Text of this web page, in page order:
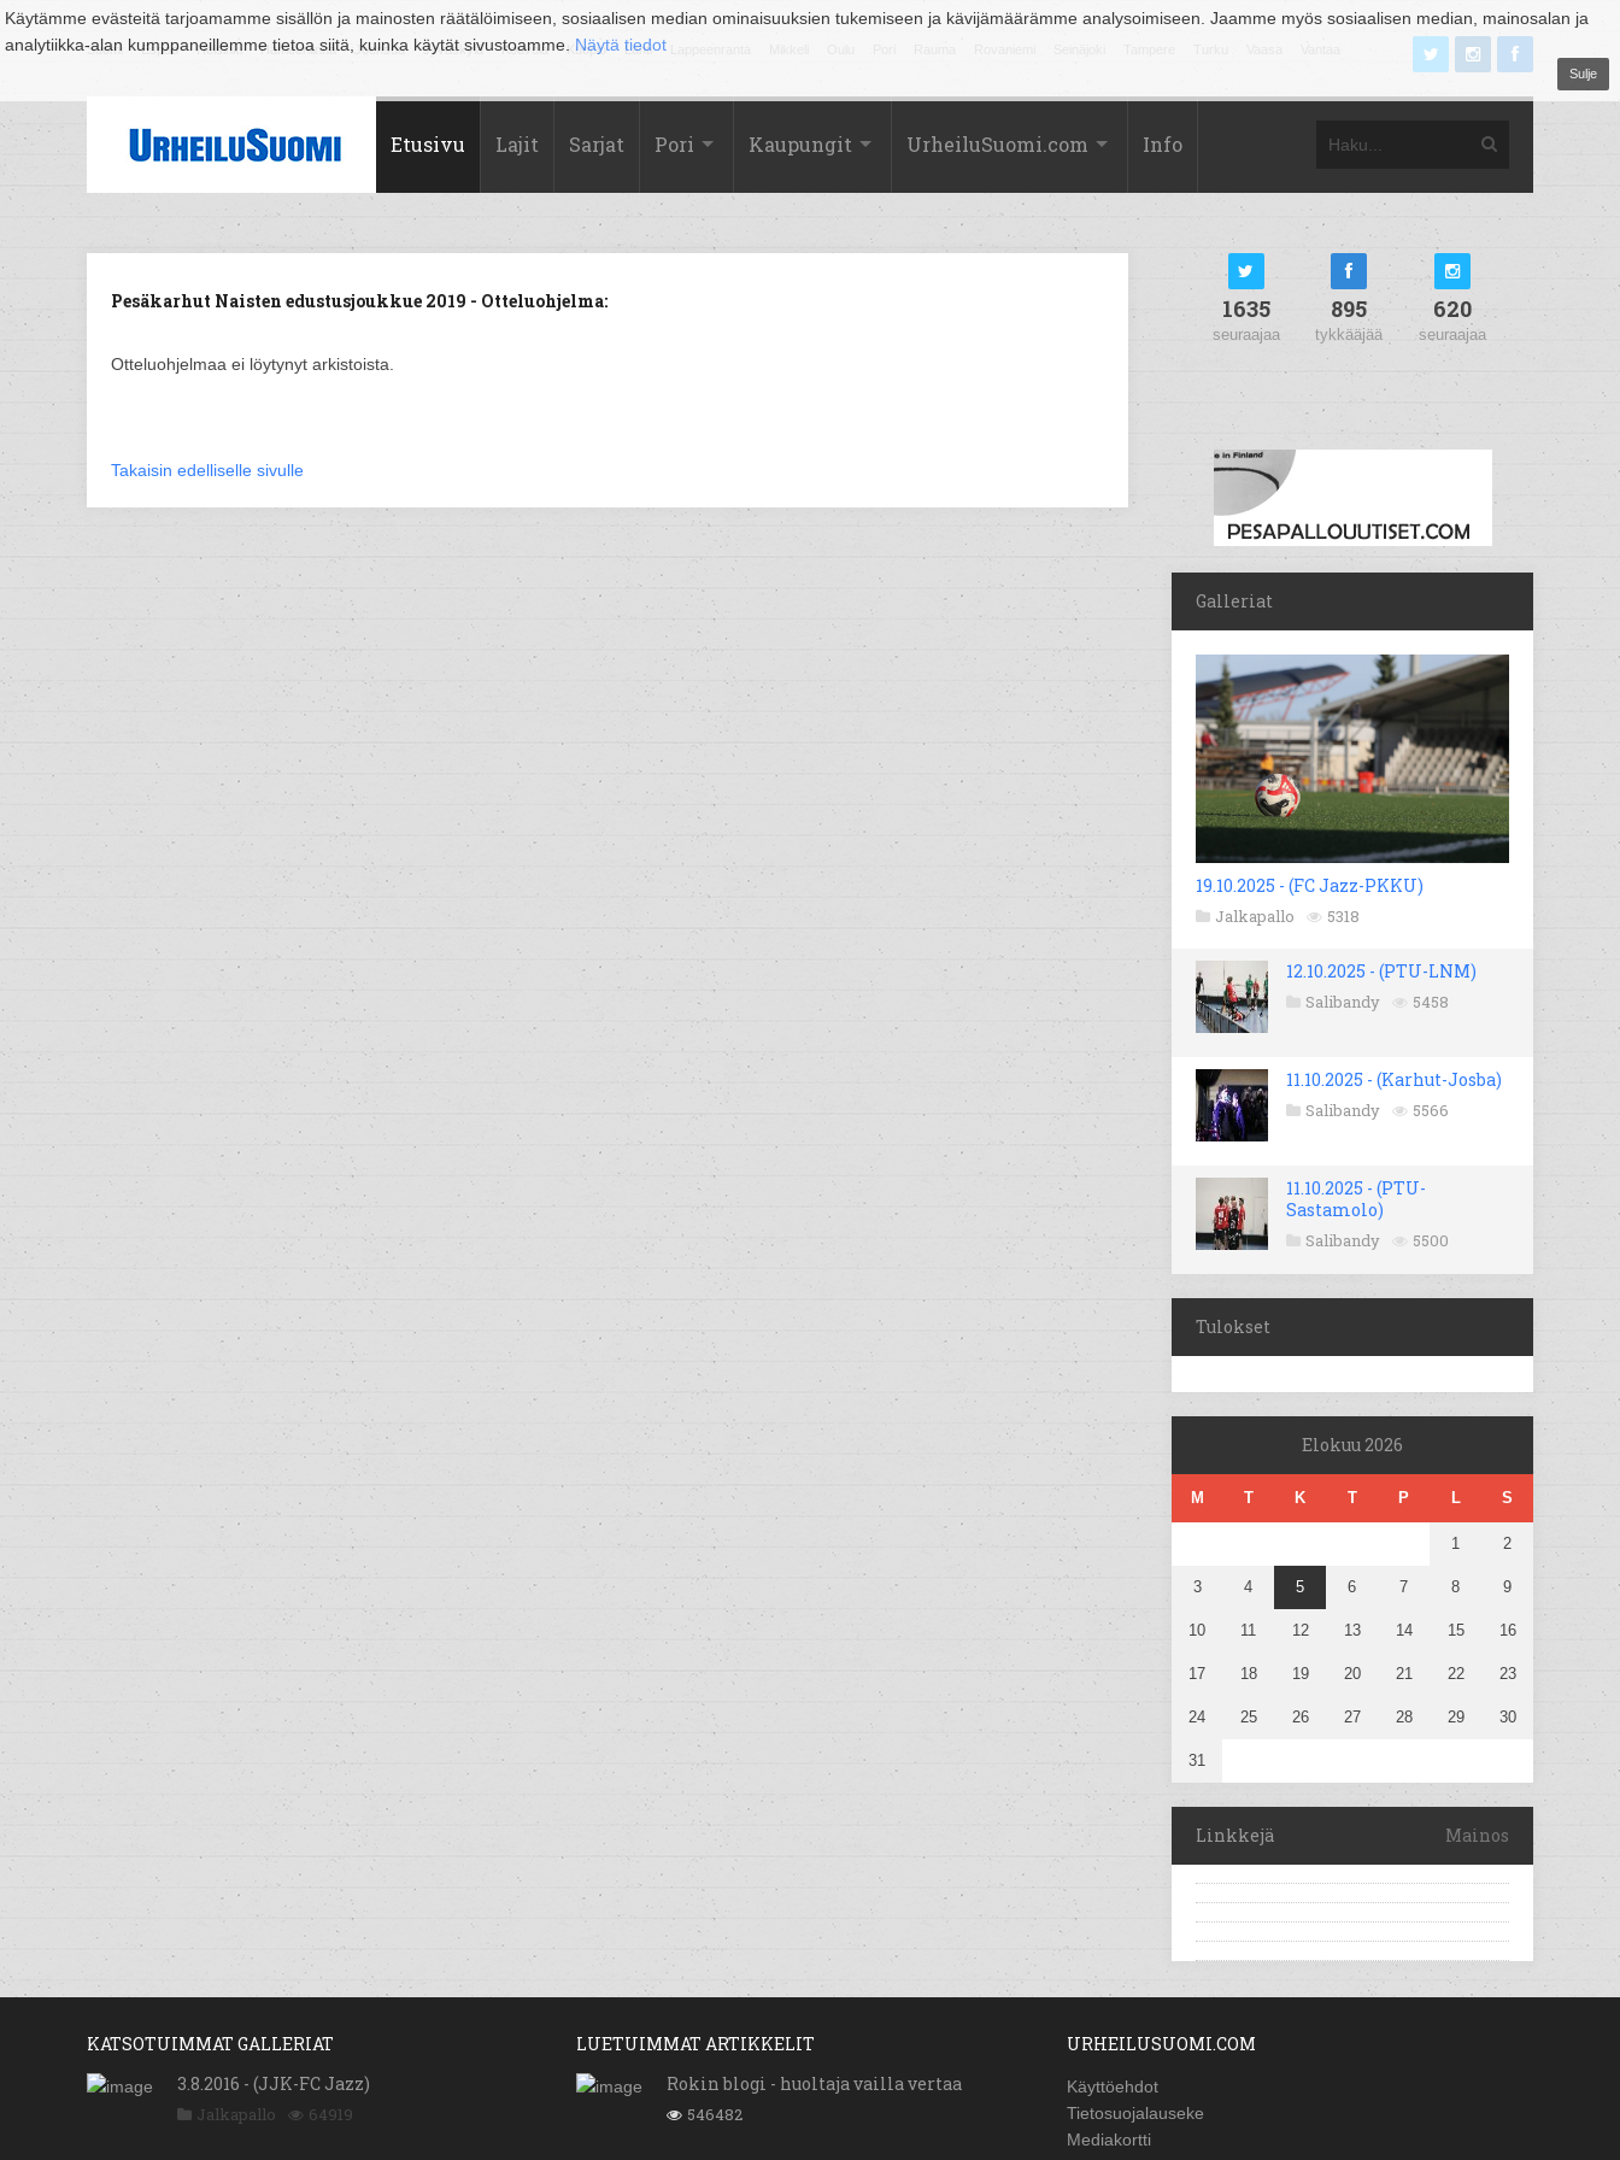
Käytämme evästeitä tarjoamamme sisällön ja mainosten räätälöimiseen, sosiaalisen median ominaisuuksien tukemiseen ja kävijämäärämme analysoimiseen. Jaamme myös sosiaalisen median, mainosalan ja
analytiikka-alan kumppaneillemme tietoa siitä, kuinka käytät sivustoamme. Näytä tiedot
Sulje
Suomi Espoo Helsinki Hämeenlinna Joensuu Jyväskylä Kouvola Kuopio Lahti
Etusivu Lajit Sarjat Pori Kaupungit UrheiluSuomi.com Info
Pesäkarhut Naisten edustusjoukkue 2019 - Otteluohjelma:
Otteluohjelmaa ei löytynyt arkistoista.
Takaisin edelliselle sivulle
1635
seuraajaa
895
tykkääjää
620
seuraajaa
Galleriat
19.10.2025 - (FC Jazz-PKKU)
Jalkapallo 5318
12.10.2025 - (PTU-LNM)
Salibandy 5458
11.10.2025 - (Karhut-Josba)
Salibandy 5566
11.10.2025 - (PTU-
Sastamolo)
Salibandy 5500
Tulokset
Elokuu 2026
M T K T P L S
1 2
3 4 5 6 7 8 9
10 11 12 13 14 15 16
17 18 19 20 21 22 23
24 25 26 27 28 29 30
31
Linkkejä Mainos
KATSOTUIMMAT GALLERIAT
3.8.2016 - (JJK-FC Jazz)
Jalkapallo 64919
LUETUIMMAT ARTIKKELIT
Rokin blogi - huoltaja vailla vertaa
546482
URHEILUSUOMI.COM
Käyttöehdot
Tietosuojalauseke
Mediakortti